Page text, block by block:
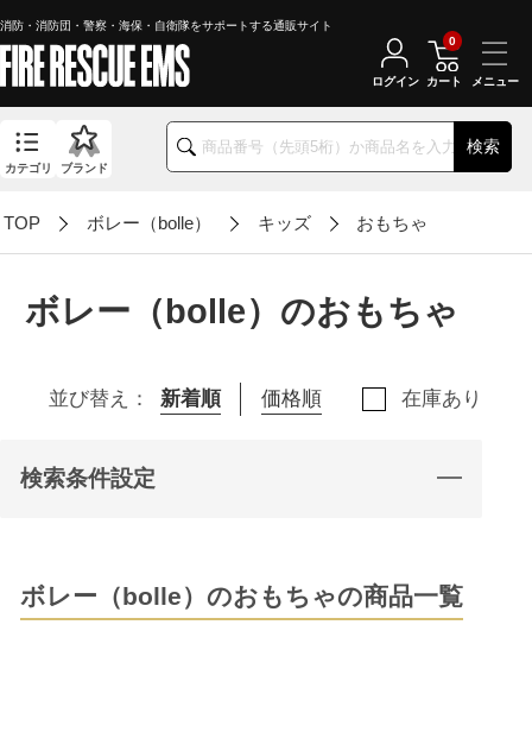
消防・消防団・警察・海保・自衛隊をサポートする通販サイト
検索
カテゴリ ブランド
ログイン カート
0
TOP ボレー（bolle） キッズ おもちゃ
ボレー（bolle）のおもちゃ
並び替え： 新着順 価格順 在庫あり
検索条件設定
ボレー（bolle）のおもちゃの商品一覧